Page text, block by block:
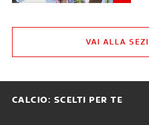
VAI ALLA
CALCIO: SCELTI PER TE